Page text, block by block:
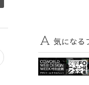
気になる